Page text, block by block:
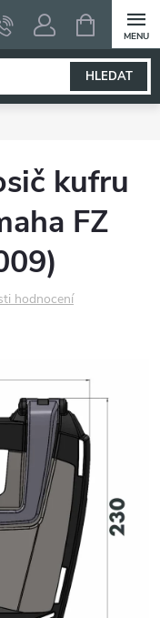
HLEDAT
NÁKUPNÍ
KOŠÍK
kufru
FZ
hodnocení